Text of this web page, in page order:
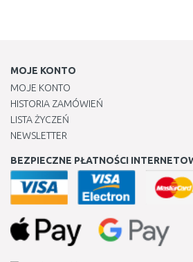
MOJE KONTO
MOJE KONTO
HISTORIA ZAMÓWIEŃ
LISTA ŻYCZEŃ
NEWSLETTER
BEZPIECZNE PŁATNOŚCI